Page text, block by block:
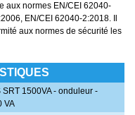
aux normes EN/CEI 62040-
EN/CEI 62040-2:2018. Il
aux normes de sécurité les
SRT 1500VA - onduleur -
VA